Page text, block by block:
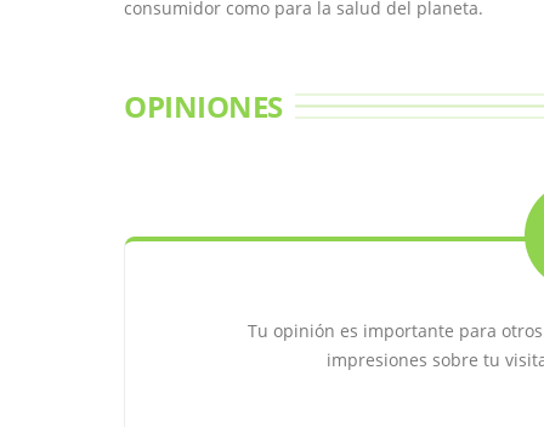
consumidor como para la salud del planeta.
OPINIONES
Tu opinión es importante para
impresiones sobre tu